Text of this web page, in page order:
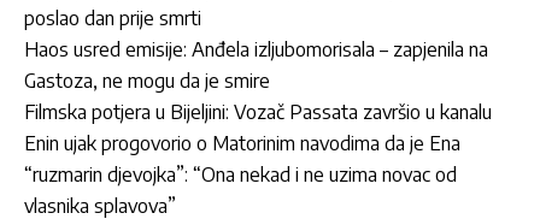
poslao dan prije smrti
Haos usred emisije: Anđela izljubomorisala – zapjenila na
Gastoza, ne mogu da je smire
Filmska potjera u Bijeljini: Vozač Passata završio u kanalu
Enin ujak progovorio o Matorinim navodima da je Ena
“ruzmarin djevojka”: “Ona nekad i ne uzima novac od
vlasnika splavova”